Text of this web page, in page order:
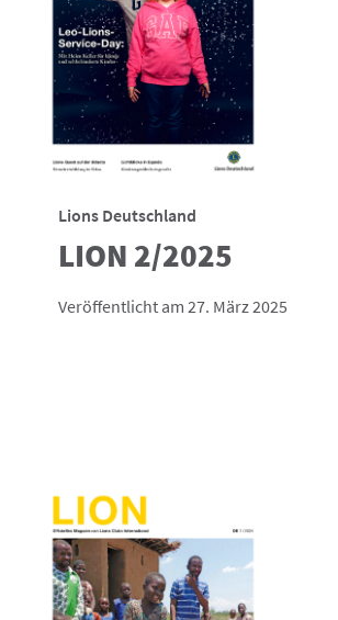
Lions Deutschland
LION 2/2025
Veröffentlicht am 27. März 2025